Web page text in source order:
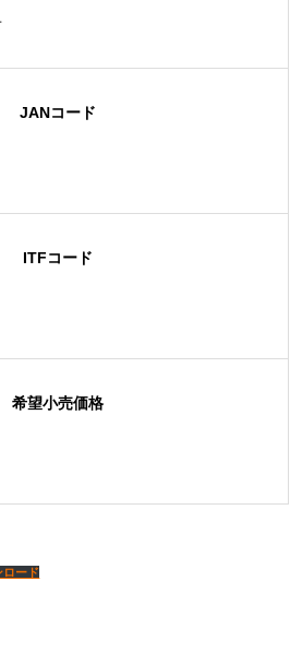
JANコード
ITFコード
希望小売価格
ロード